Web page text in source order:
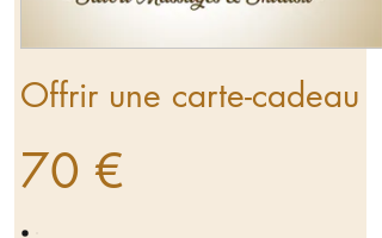
Offrir une carte-cadeau
70 €